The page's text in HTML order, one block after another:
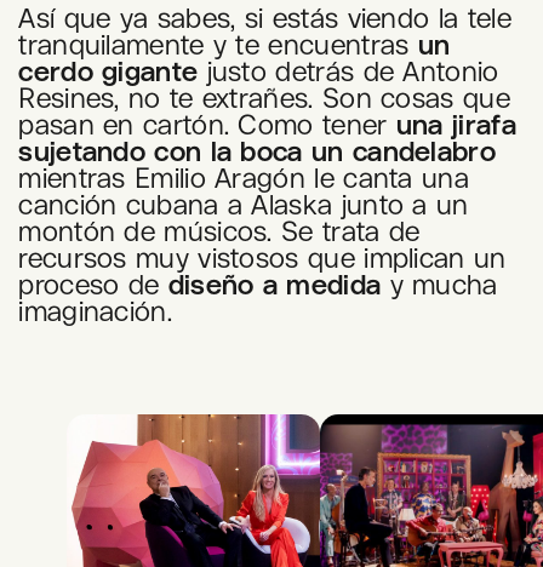
Así que ya sabes, si estás viendo la tele
tranquilamente y te encuentras un
cerdo gigante justo detrás de Antonio
Resines, no te extrañes. Son cosas que
pasan en cartón. Como tener una jirafa
sujetando con la boca un candelabro
mientras Emilio Aragón le canta una
canción cubana a Alaska junto a un
montón de músicos. Se trata de
recursos muy vistosos que implican un
proceso de diseño a medida y mucha
imaginación.